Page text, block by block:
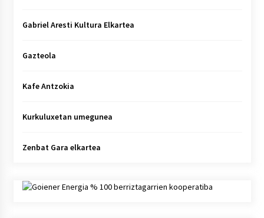
Gabriel Aresti Kultura Elkartea
Gazteola
Kafe Antzokia
Kurkuluxetan umegunea
Zenbat Gara elkartea